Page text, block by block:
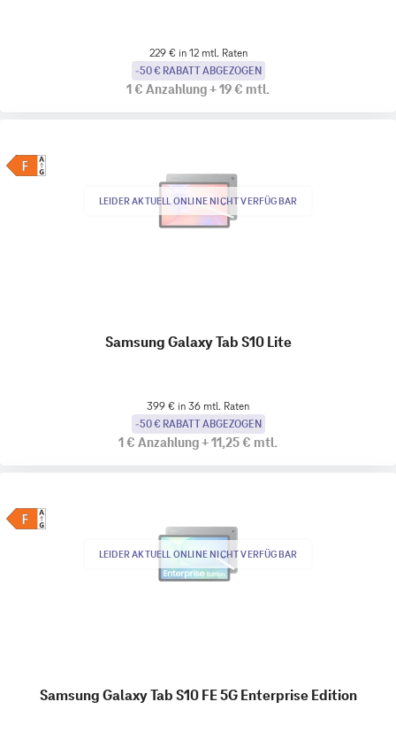
229 € in 12 mtl. Raten
-50 € RABATT ABGEZOGEN
1 € Anzahlung+19 € mtl.
LEIDER AKTUELL ONLINE NICHT VERFÜGBAR
Samsung Galaxy Tab S10 Lite
399 € in 36 mtl. Raten
-50 € RABATT ABGEZOGEN
1 € Anzahlung+11,25 € mtl.
LEIDER AKTUELL ONLINE NICHT VERFÜGBAR
Samsung Galaxy Tab S10 FE 5G Enterprise Edition